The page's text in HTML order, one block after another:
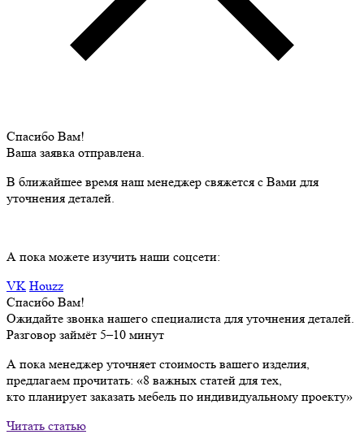
Спасибо Вам!
Ваша заявка отправлена.
В ближайшее время наш менеджер свяжется с Вами для
уточнения деталей.
А пока можете изучить наши соцсети:
VK Houzz
Спасибо Вам!
Ожидайте звонка нашего специалиста для уточнения деталей.
Разговор займёт 5–10 минут
А пока менеджер уточняет стоимость вашего изделия,
предлагаем прочитать: «8 важных статей для тех,
кто планирует заказать мебель по индивидуальному проекту»
Читать статью